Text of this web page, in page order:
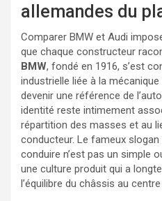
allemandes du
Comparer BMW et Audi
que chaque constructeur
BMW, fondé en 1916, s’est
industrielle liée à la
devenir une référence de
identité reste intimement
répartition des masses et au
conducteur. Le fameux
conduire n’est pas un simple
une culture produit qui a
l’équilibre du châssis au centre